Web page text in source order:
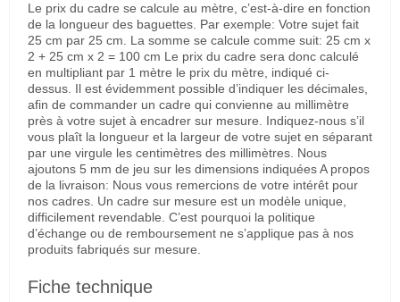
Le prix du cadre se calcule au mètre, c’est-à-dire en fonction
de la longueur des baguettes. Par exemple: Votre sujet fait
25 cm par 25 cm. La somme se calcule comme suit: 25 cm x
2 + 25 cm x 2 = 100 cm Le prix du cadre sera donc calculé
en multipliant par 1 mètre le prix du mètre, indiqué ci-
dessus. Il est évidemment possible d’indiquer les décimales,
afin de commander un cadre qui convienne au millimètre
près à votre sujet à encadrer sur mesure. Indiquez-nous s’il
vous plaît la longueur et la largeur de votre sujet en séparant
par une virgule les centimètres des millimètres. Nous
ajoutons 5 mm de jeu sur les dimensions indiquées A propos
de la livraison: Nous vous remercions de votre intérêt pour
nos cadres. Un cadre sur mesure est un modèle unique,
difficilement revendable. C’est pourquoi la politique
d’échange ou de remboursement ne s’applique pas à nos
produits fabriqués sur mesure.
Fiche technique